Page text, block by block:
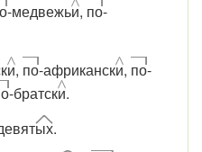
-медвежьи, по-
и, по-африкански, по-
-братски.
ых.